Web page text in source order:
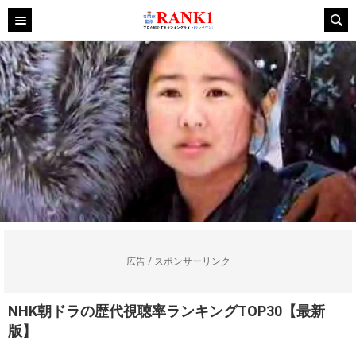
広告 / スポンサーリンク
NHK朝ドラの歴代視聴率ランキングTOP30【最新
版】